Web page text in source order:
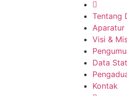
Tentang
Aparatur
Visi &
Data
Kontak